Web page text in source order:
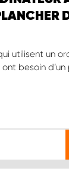
utilisent un
besoin